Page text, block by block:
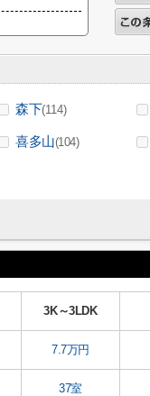
森下(114)
喜多山(104)
3K～3LDK
7.7万円
37室